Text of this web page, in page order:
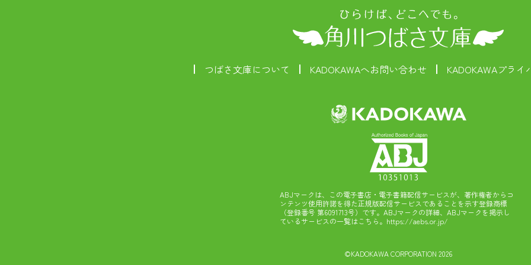
つばさ文庫について KADOKAWAへお問い合わせ KADOKAWAプラ
ABJマークは、この電子書店・電子書籍配信サービスが、著作権者からコ
ンテンツ使用許諾を得た正規版配信サービスであることを示す登録商標
（登録番号 第6091713号）です。ABJマークの詳細、ABJマークを掲示し
ているサービスの一覧はこちら。 https://aebs.or.jp/
©KADOKAWA CORPORATION 2026